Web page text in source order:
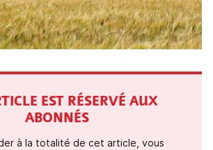
EST RÉSERVÉ AUX
ABONNÉS
à la totalité de cet article, vous